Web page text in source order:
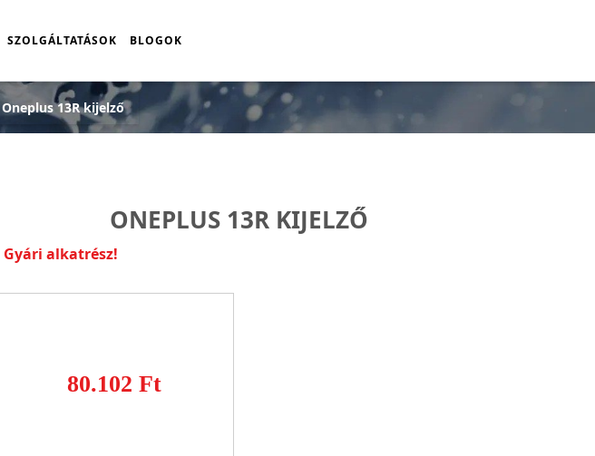
SZOLGÁLTATÁSOK BLOGOK
Oneplus 13R kijelző
ONEPLUS 13R KIJELZŐ
Gyári alkatrész!
80.102 Ft